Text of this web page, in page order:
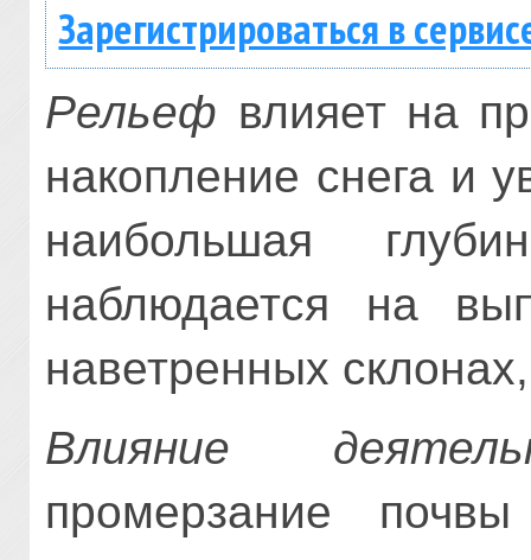
Зарегистрироваться в
Рельеф влияет на
накопление снега и
наибольшая
наблюдается на
наветренных
Влияние
промерзание